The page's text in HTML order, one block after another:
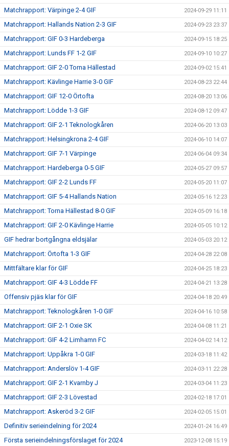
Matchrapport: Värpinge 2-4 GIF 2024-09-29 11:11
Matchrapport: Hallands Nation 2-3 GIF 2024-09-23 23:37
Matchrapport: GIF 0-3 Hardeberga 2024-09-15 18:25
Matchrapport: Lunds FF 1-2 GIF 2024-09-10 10:27
Matchrapport: GIF 2-0 Torna Hällestad 2024-09-02 15:41
Matchrapport: Kävlinge Harrie 3-0 GIF 2024-08-23 22:44
Matchrapport: GIF 12-0 Örtofta 2024-08-20 13:06
Matchrapport: Lödde 1-3 GIF 2024-08-12 09:47
Matchrapport: GIF 2-1 Teknologkåren 2024-06-20 13:03
Matchrapport: Helsingkrona 2-4 GIF 2024-06-10 14:07
Matchrapport: GIF 7-1 Värpinge 2024-06-04 09:34
Matchrapport: Hardeberga 0-5 GIF 2024-05-27 09:57
Matchrapport: GIF 2-2 Lunds FF 2024-05-20 11:07
Matchrapport: GIF 5-4 Hallands Nation 2024-05-16 12:23
Matchrapport: Torna Hällestad 8-0 GIF 2024-05-09 16:18
Matchrapport: GIF 2-0 Kävlinge Harrie 2024-05-05 10:12
GIF hedrar bortgångna eldsjälar 2024-05-03 20:12
Matchrapport: Örtofta 1-3 GIF 2024-04-28 22:08
Mittfältare klar för GIF 2024-04-25 18:23
Matchrapport: GIF 4-3 Lödde FF 2024-04-21 13:28
Offensiv pjäs klar för GIF 2024-04-18 20:49
Matchrapport: Teknologkåren 1-0 GIF 2024-04-16 10:58
Matchrapport: GIF 2-1 Oxie SK 2024-04-08 11:21
Matchrapport: GIF 4-2 Limhamn FC 2024-04-02 14:12
Matchrapport: Uppåkra 1-0 GIF 2024-03-18 11:42
Matchrapport: Anderslöv 1-4 GIF 2024-03-11 22:28
Matchrapport: GIF 2-1 Kvarnby J 2024-03-04 11:23
Matchrapport: GIF 2-3 Lövestad 2024-02-18 17:01
Matchrapport: Askeröd 3-2 GIF 2024-02-05 15:01
Definitiv serieindelning för 2024 2024-01-24 16:49
Första serieindelningsförslaget för 2024 2023-12-08 15:19